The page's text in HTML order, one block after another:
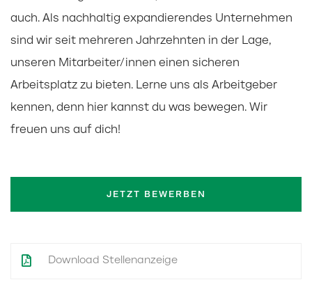
auch. Als nachhaltig expandierendes Unternehmen
sind wir seit mehreren Jahrzehnten in der Lage,
unseren Mitarbeiter/innen einen sicheren
Arbeitsplatz zu bieten. Lerne uns als Arbeitgeber
kennen, denn hier kannst du was bewegen. Wir
freuen uns auf dich!
JETZT BEWERBEN
Download Stellenanzeige